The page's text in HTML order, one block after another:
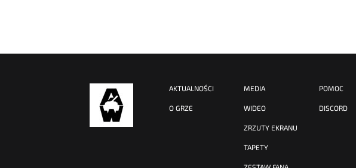
AKTUALNOŚCI
O GRZE
MEDIA
WIDEO
ZRZUTY EKRANU
TAPETY
POMOC
DISCORD